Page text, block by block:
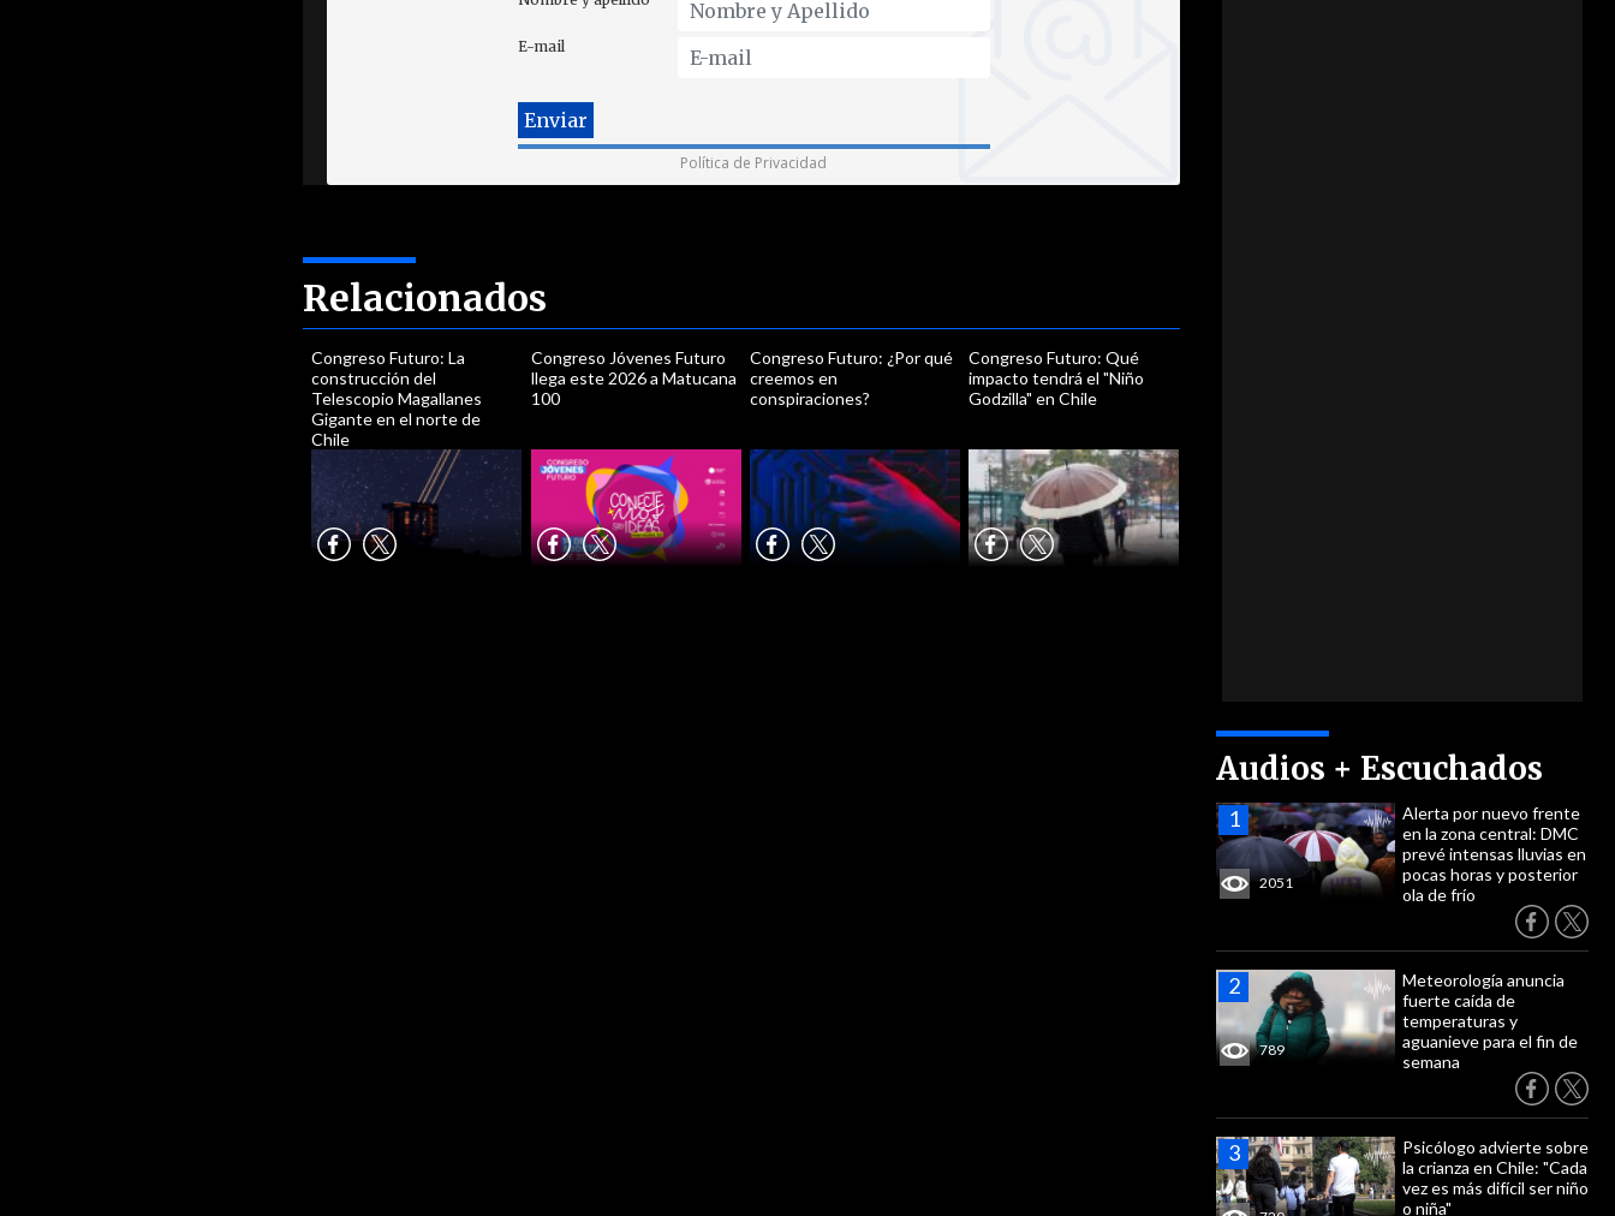
Audios + Escuchados
2051
Alerta por nuevo frente
en la zona central: DMC
prevé intensas lluvias en
pocas horas y posterior
ola de frío
789
Meteorología anuncia
fuerte caída de
temperaturas y
aguanieve para el fin de
semana
Psicólogo advierte sobre
la crianza en Chile: "Cada
vez es más difícil ser niño
o niña"
E-mail
Política de Privacidad
Relacionados
Congreso Futuro: La
construcción del
Telescopio Magallanes
Gigante en el norte de
Chile
Congreso Jóvenes Futuro
llega este 2026 a Matucana
100
Congreso Futuro: ¿Por qué
creemos en
conspiraciones?
Congreso Futuro: Qué
impacto tendrá el "Niño
Godzilla" en Chile